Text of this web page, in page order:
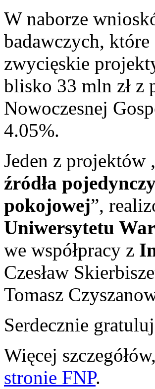
W naborze
badawczych,
zwycięskie
blisko 33 mln zł z
Nowoczesnej
4.05%.
Jeden z projektów
źródła
pokojowej”,
Uniwersytetu
we współpracy z
Czesław
Tomasz
Serdecznie
Więcej
stronie FNP.